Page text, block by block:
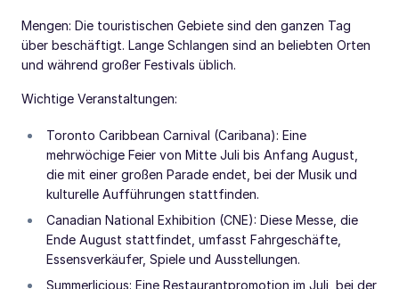
Mengen: Die touristischen Gebiete sind den ganzen Tag
über beschäftigt. Lange Schlangen sind an beliebten Orten
und während großer Festivals üblich.
Wichtige Veranstaltungen:
Toronto Caribbean Carnival (Caribana): Eine
mehrwöchige Feier von Mitte Juli bis Anfang August,
die mit einer großen Parade endet, bei der Musik und
kulturelle Aufführungen stattfinden.
Canadian National Exhibition (CNE): Diese Messe, die
Ende August stattfindet, umfasst Fahrgeschäfte,
Essensverkäufer, Spiele und Ausstellungen.
Summerlicious: Eine Restaurantpromotion im Juli, bei der